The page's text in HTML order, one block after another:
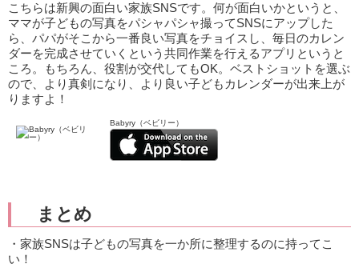
こちらは新興の面白い家族SNSです。何が面白いかというと、
ママが子どもの写真をパシャパシャ撮ってSNSにアップした
ら、パパがそこから一番良い写真をチョイスし、毎日のカレン
ダーを完成させていくという共同作業を行えるアプリというと
ころ。もちろん、役割が交代してもOK。ベストショットを選ぶ
ので、より真剣になり、より良い子どもカレンダーが出来上が
りますよ！
Babyry（ベビリー）
まとめ
・家族SNSは子どもの写真を一か所に整理するのに持ってこ
い！